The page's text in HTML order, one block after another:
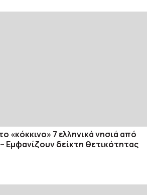
«κόκκινο» 7 ελληνικά νησιά από
Εμφανίζουν δείκτη θετικότητας